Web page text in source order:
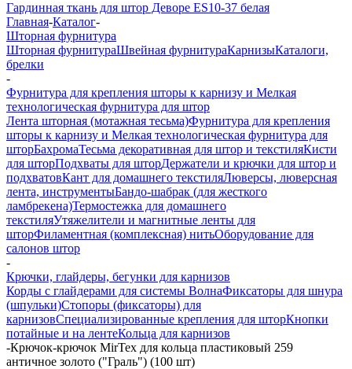
Гардинная ткань для штор Деворе ES10-37 белая
Главная-Каталог-
Шторная фурнитура
Шторная фурнитураШвейная фурнитураКарнизыКаталоги,
брелки
-
Фурнитура для крепления шторы к карнизу и Мелкая
технологическая фурнитура для штор
Лента шторная (мотажная тесьма)Фурнитура для крепления
шторы к карнизу и Мелкая технологическая фурнитура для
шторБахромаТесьма декоративная для штор и текстиляКисти
для шторПодхваты для шторДержатели и крючки для штор и
подхватовКант для домашнего текстиляЛюверсы, люверсная
лента, инструментыБандо-шабрак (для жесткого
ламбрекена)Термостежка для домашнего
текстиляУтяжелители и магнитные ленты для
шторФиламентная (комплексная) нитьОборудование для
салонов штор
-
Крючки, глайдеры, бегунки для карнизов
Корды с глайдерами для системы ВолнаФиксаторы для шнура
(шпульки)Стопоры (фиксаторы) для
карнизовСпециализированные крепления для шторКнопки
потайные и на лентеКольца для карнизов
-Крючок-крючок MirTex для кольца пластиковый 259
античное золото ("Граль") (100 шт)